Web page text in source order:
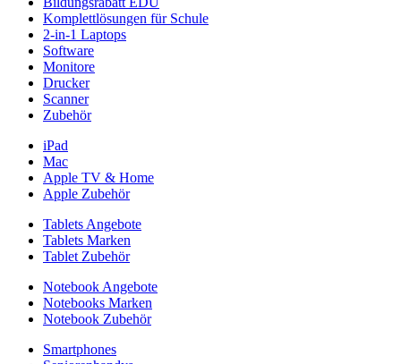
Komplettlösungen für Schule
2-in-1 Laptops
Software
Monitore
Drucker
Scanner
Zubehör
iPad
Mac
Apple TV & Home
Apple Zubehör
Tablets Angebote
Tablets Marken
Tablet Zubehör
Notebook Angebote
Notebooks Marken
Notebook Zubehör
Smartphones